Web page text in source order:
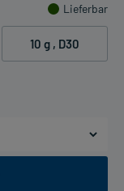
Lieferbar
10 g , D30